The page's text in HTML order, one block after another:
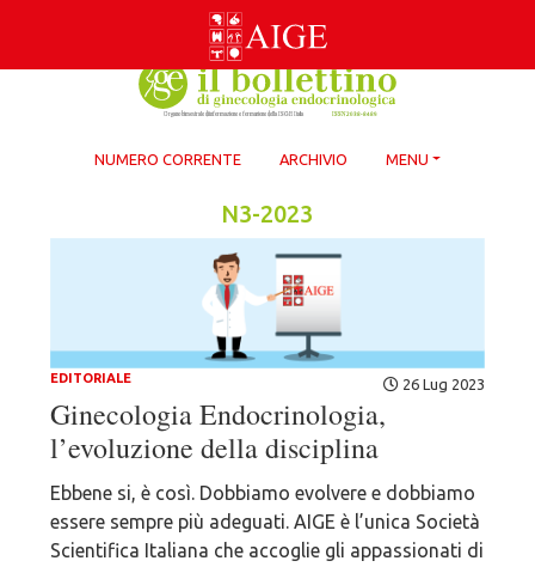
NUMERO CORRENTE ARCHIVIO MENU
N3-2023
EDITORIALE 26 Lug 2023
Ginecologia Endocrinologia,
l’evoluzione della disciplina
Ebbene si, è così. Dobbiamo evolvere e dobbiamo
essere sempre più adeguati. AIGE è l’unica Società
Scientifica Italiana che accoglie gli appassionati di